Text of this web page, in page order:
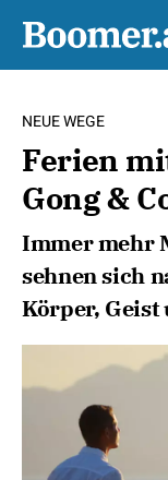
NEUE WEGE
Ferien
Gong &
Immer mehr
sehnen sich
Körper,